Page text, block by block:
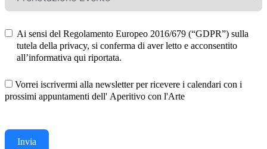
Ai sensi del Regolamento Europeo 2016/679 (“GDPR”) sulla
tutela della privacy, si conferma di aver letto e acconsentito
all’informativa qui riportata.
Vorrei iscrivermi alla newsletter per ricevere i calendari con i
prossimi appuntamenti dell' Aperitivo con l'Arte
Invia